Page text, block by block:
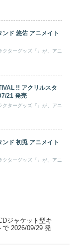
ド 悠佑 アニメイト
クターグッズ『』が、アニ
!! アクリルスタ
21 発売
ターグッズ『』が、アニ
ド 初兎 アニメイト
ターグッズ『』が、アニ
ジャケット型キ
で 2026/09/29 発